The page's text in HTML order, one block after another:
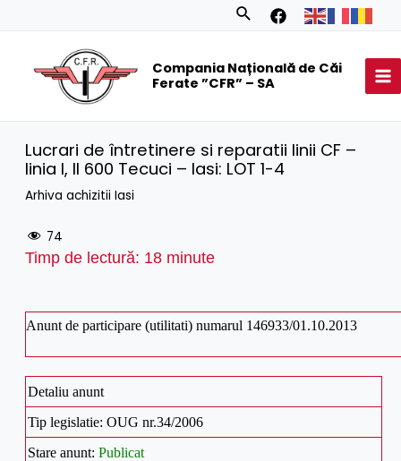
Search
Compania Națională de Căi
Ferate ”CFR” – SA
Lucrari de întretinere si reparatii linii CF –
linia I, II 600 Tecuci – Iasi: LOT 1-4
Arhiva achizitii Iasi
74
Timp de lectură: 18 minute
Anunt de participare (utilitati) numarul 146933/01.10.2013
Detaliu anunt
Tip legislatie: OUG nr.34/2006
Stare anunt:Publicat